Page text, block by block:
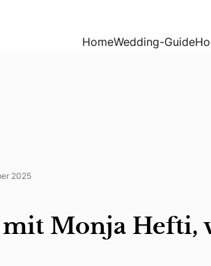
Chez JanineHomeWedding-Guide
2025
Monja Hefti,